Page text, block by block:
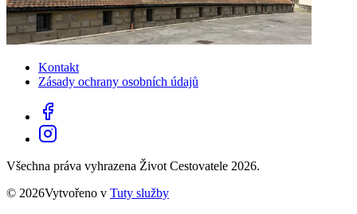
Kontakt
Zásady ochrany osobních údajů
Všechna práva vyhrazena Život Cestovatele 2026.
© 2026Vytvořeno v Tuty služby